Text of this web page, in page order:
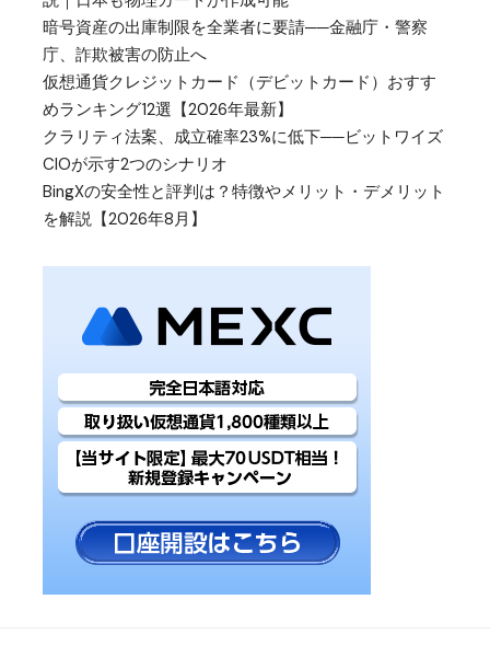
暗号資産の出庫制限を全業者に要請──金融庁・警察
庁、詐欺被害の防止へ
仮想通貨クレジットカード（デビットカード）おすす
めランキング12選【2026年最新】
クラリティ法案、成立確率23%に低下──ビットワイズ
CIOが示す2つのシナリオ
BingXの安全性と評判は？特徴やメリット・デメリット
を解説【2026年8月】